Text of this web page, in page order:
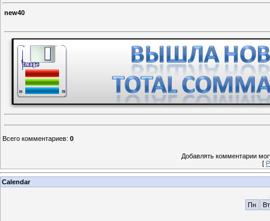
new40
Всего комментариев: 0
Добавлять комментарии
[
Calendar
Пн
Вт